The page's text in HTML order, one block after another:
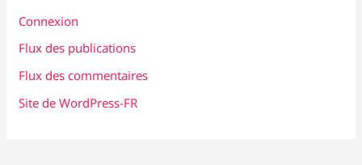
Connexion
Flux des publications
Flux des commentaires
Site de WordPress-FR